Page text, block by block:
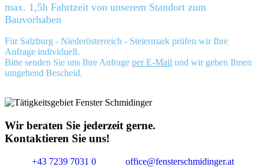
max. 1,5h Fahrtzeit von unserem Standort zum
Bauvorhaben
Für Salzburg - Niederösterreich - Steiermark prüfen wir Ihre
Anfrage individuell.
Bitte senden Sie uns Ihre Anfrage per E-Mail und wir geben Ihnen
umgehend Bescheid.
Wir beraten Sie jederzeit gerne.
Kontaktieren Sie uns!
+43 7239 7031 0 office@fensterschmidinger.at